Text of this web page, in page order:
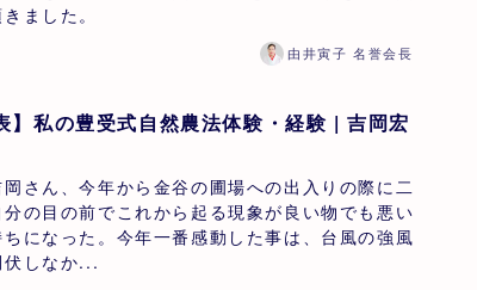
ました。
由井寅子 名誉会長
】私の豊受式自然農法体験・経験 | 吉岡宏
さん、今年から金谷の圃場への出入りの際に二
の目の前でこれから起る現象が良い物でも悪い
になった。今年一番感動した事は、台風の強風
伏しなか...